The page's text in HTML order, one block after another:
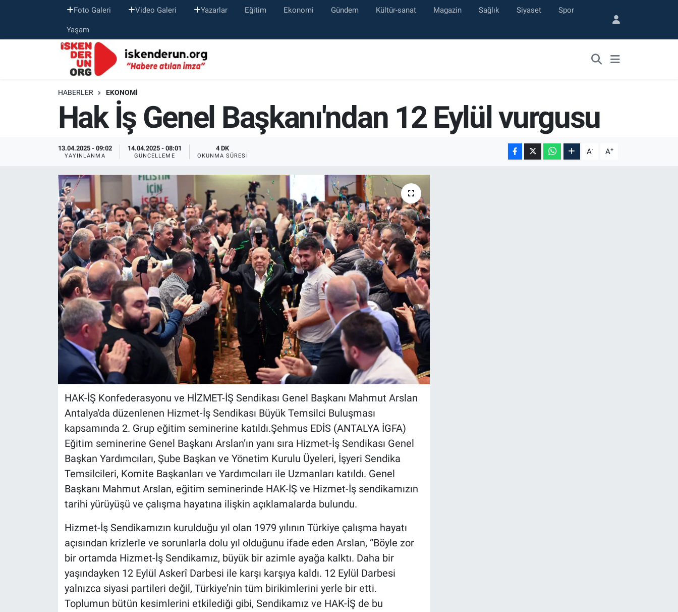
Foto Galeri Video Galeri Yazarlar Eğitim Ekonomi Gündem Kültür-sanat Magazin Sağlık Siyaset Spor
Yaşam
HABERLER EKONOMI
Hak İş Genel Başkanı'ndan 12 Eylül vurgusu
13.04.2025 - 09:02
YAYINLANMA
14.04.2025 - 08:01
GÜNCELLEME
4 DK
OKUNMA SÜRESI A- A+
HAK-İŞ Konfederasyonu ve HİZMET-İŞ Sendikası Genel Başkanı Mahmut Arslan
Antalya'da düzenlenen Hizmet-İş Sendikası Büyük Temsilci Buluşması
kapsamında 2. Grup eğitim seminerine katıldı.Şehmus EDİS (ANTALYA İGFA)
Eğitim seminerine Genel Başkanı Arslan’ın yanı sıra Hizmet-İş Sendikası Genel
Başkan Yardımcıları, Şube Başkan ve Yönetim Kurulu Üyeleri, İşyeri Sendika
Temsilcileri, Komite Başkanları ve Yardımcıları ile Uzmanları katıldı. Genel
Başkanı Mahmut Arslan, eğitim seminerinde HAK-İŞ ve Hizmet-İş sendikamızın
tarihi yürüyüşü ve çalışma hayatına ilişkin açıklamalarda bulundu.
Hizmet-İş Sendikamızın kurulduğu yıl olan 1979 yılının Türkiye çalışma hayatı
açısından krizlerle ve sorunlarla dolu yıl olduğunu ifade eden Arslan, “Böyle zor
bir ortamda Hizmet-İş Sendikamız, büyük bir azimle ayağa kalktı. Daha bir
yaşındayken 12 Eylül Askerî Darbesi ile karşı karşıya kaldı. 12 Eylül Darbesi
yalnızca siyasi partileri değil, Türkiye’nin tüm birikimlerini yerle bir etti.
Toplumun bütün kesimlerini etkilediği gibi, Sendikamız ve HAK-İŞ de bu